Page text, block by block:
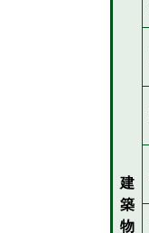
建
築
物